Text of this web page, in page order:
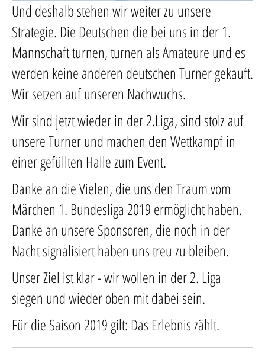
Und deshalb stehen wir weiter zu unsere
Strategie. Die Deutschen die bei uns in der 1.
Mannschaft turnen, turnen als Amateure und es
werden keine anderen deutschen Turner gekauft.
Wir setzen auf unseren Nachwuchs.
Wir sind jetzt wieder in der 2.Liga, sind stolz auf
unsere Turner und machen den Wettkampf in
einer gefüllten Halle zum Event.
Danke an die Vielen, die uns den Traum vom
Märchen 1. Bundesliga 2019 ermöglicht haben.
Danke an unsere Sponsoren, die noch in der
Nacht signalisiert haben uns treu zu bleiben.
Unser Ziel ist klar - wir wollen in der 2. Liga
siegen und wieder oben mit dabei sein.
Für die Saison 2019 gilt: Das Erlebnis zählt.